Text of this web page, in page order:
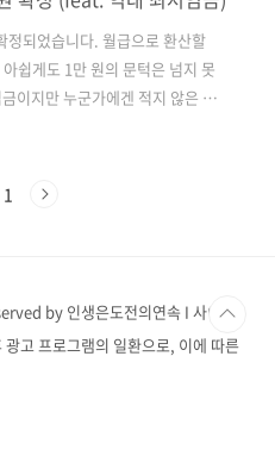
되었습니다. 월급으로 환산할
쉽게도 1만 원의 문턱은 넘지 못
이지만 누군가에겐 적지 않은 금
탄생되었고 또 지금까지 매년
장하는 보호 제도 최저시급이라
1
by 인생은도전의연속 I 사이트
고 프로그램의 일환으로, 이에 따른